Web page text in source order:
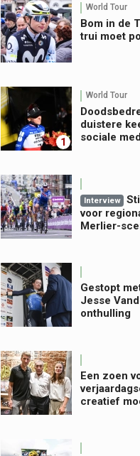
World Tour
Bom in de
trui moet
1
World Tour
duistere
sociale
Interview
voor
Merlier-
Gestopt
Jesse
onthulling
Een zoen
creatief